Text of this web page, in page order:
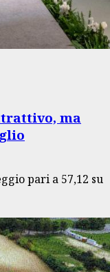
ma
pari a 57,12 su